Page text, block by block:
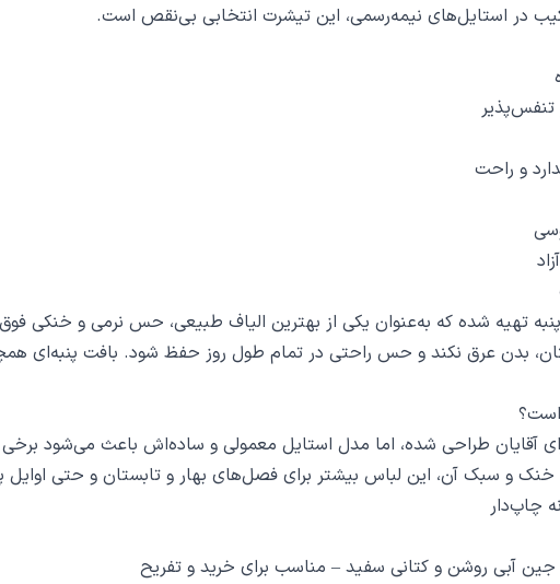
در استایل‌های نیمه‌رسمی، این تیشرت انتخابی بی‌نقص است.
و راحت
تهیه شده که به‌عنوان یکی از بهترین الیاف طبیعی، حس نرمی و خنکی
بدن عرق نکند و حس راحتی در تمام طول روز حفظ شود. بافت پنبه‌ای
طراحی شده، اما مدل استایل معمولی و ساده‌اش باعث می‌شود برخی
خنک و سبک آن، این لباس بیشتر برای فصل‌های بهار و تابستان و حتی
چاپ‌دار
آبی روشن و کتانی سفید – مناسب برای خرید و تفریح